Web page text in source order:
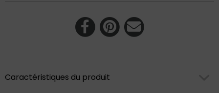
Caractéristiques du produit